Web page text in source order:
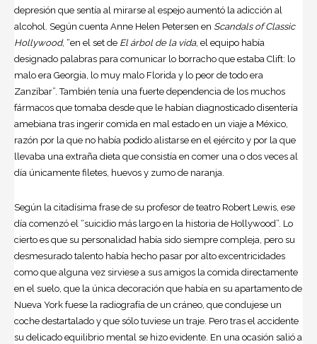
depresión que sentía al mirarse al espejo aumentó la adicción al
alcohol. Según cuenta Anne Helen Petersen en Scandals of Classic
Hollywood, “en el set de El árbol de la vida, el equipo había
designado palabras para comunicar lo borracho que estaba Clift: lo
malo era Georgia, lo muy malo Florida y lo peor de todo era
Zanzíbar”. También tenía una fuerte dependencia de los muchos
fármacos que tomaba desde que le habían diagnosticado disentería
amebiana tras ingerir comida en mal estado en un viaje a México,
razón por la que no había podido alistarse en el ejército y por la que
llevaba una extraña dieta que consistía en comer una o dos veces al
día únicamente filetes, huevos y zumo de naranja.
Según la citadísima frase de su profesor de teatro Robert Lewis, ese
día comenzó el “suicidio más largo en la historia de Hollywood”. Lo
cierto es que su personalidad había sido siempre compleja, pero su
desmesurado talento había hecho pasar por alto excentricidades
como que alguna vez sirviese a sus amigos la comida directamente
en el suelo, que la única decoración que había en su apartamento de
Nueva York fuese la radiografía de un cráneo, que condujese un
coche destartalado y que sólo tuviese un traje. Pero tras el accidente
su delicado equilibrio mental se hizo evidente. En una ocasión salió a